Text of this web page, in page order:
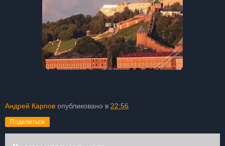
Андрей Карпов опубликовано в 22:56
Поделиться